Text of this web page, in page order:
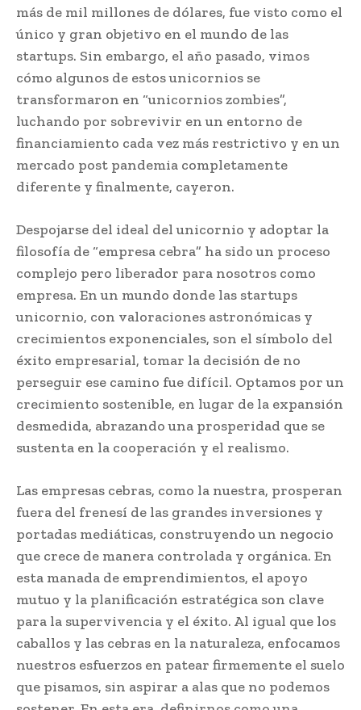
más de mil millones de dólares, fue visto como el
único y gran objetivo en el mundo de las
startups. Sin embargo, el año pasado, vimos
cómo algunos de estos unicornios se
transformaron en “unicornios zombies”,
luchando por sobrevivir en un entorno de
financiamiento cada vez más restrictivo y en un
mercado post pandemia completamente
diferente y finalmente, cayeron.
Despojarse del ideal del unicornio y adoptar la
filosofía de “empresa cebra” ha sido un proceso
complejo pero liberador para nosotros como
empresa. En un mundo donde las startups
unicornio, con valoraciones astronómicas y
crecimientos exponenciales, son el símbolo del
éxito empresarial, tomar la decisión de no
perseguir ese camino fue difícil. Optamos por un
crecimiento sostenible, en lugar de la expansión
desmedida, abrazando una prosperidad que se
sustenta en la cooperación y el realismo.
Las empresas cebras, como la nuestra, prosperan
fuera del frenesí de las grandes inversiones y
portadas mediáticas, construyendo un negocio
que crece de manera controlada y orgánica. En
esta manada de emprendimientos, el apoyo
mutuo y la planificación estratégica son clave
para la supervivencia y el éxito. Al igual que los
caballos y las cebras en la naturaleza, enfocamos
nuestros esfuerzos en patear firmemente el suelo
que pisamos, sin aspirar a alas que no podemos